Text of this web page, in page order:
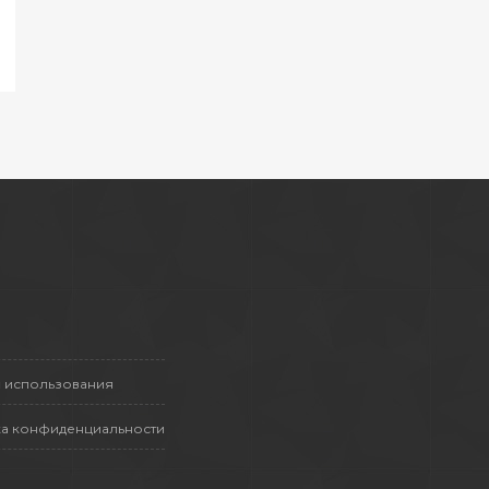
использования
конфиденциальности